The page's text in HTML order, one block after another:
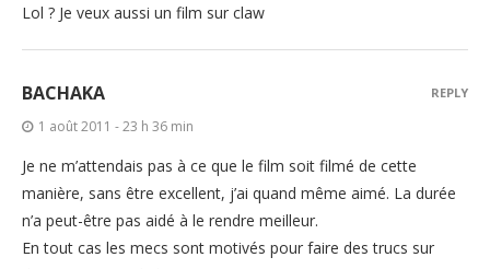
Lol ? Je veux aussi un film sur claw
BACHAKA
1 août 2011 - 23 h 36 min
Je ne m’attendais pas à ce que le film soit filmé de cette
manière, sans être excellent, j’ai quand même aimé. La durée
n’a peut-être pas aidé à le rendre meilleur.
En tout cas les mecs sont motivés pour faire des trucs sur
REPLY